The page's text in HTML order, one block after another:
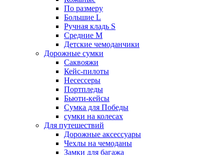
По размеру
Большие L
Ручная кладь S
Средние M
Детские чемоданчики
Дорожные сумки
Саквояжи
Кейс-пилоты
Несессеры
Портпледы
Бьюти-кейсы
Сумка для Победы
сумки на колесах
Для путешествий
Дорожные аксессуары
Чехлы на чемоданы
Замки для багажа